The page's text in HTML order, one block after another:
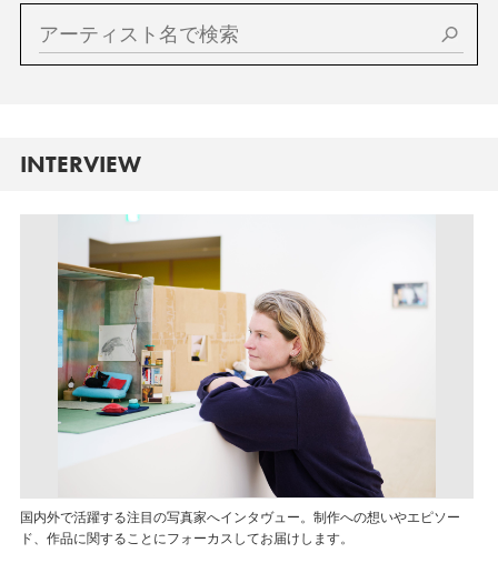
INTERVIEW
国内外で活躍する注目の写真家へインタヴュー。制作への想いやエピソー
ド、作品に関することにフォーカスしてお届けします。